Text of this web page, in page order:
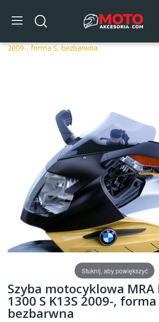
Strona główna DLA MOTOCYKLA Szyby
2009-, forma S, bezbarwna
Stuknij, aby powiększyć
Szyba motocyklowa MRA
1300 S K13S 2009-, forma
bezbarwna